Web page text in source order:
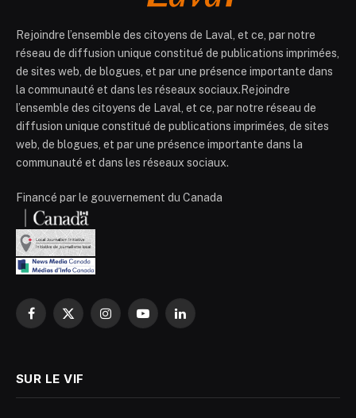
Rejoindre l’ensemble des citoyens de Laval, et ce, par notre
réseau de diffusion unique constitué de publications imprimées,
de sites web, de blogues, et par une présence importante dans
la communauté et dans les réseaux sociaux.Rejoindre
l’ensemble des citoyens de Laval, et ce, par notre réseau de
diffusion unique constitué de publications imprimées, de sites
web, de blogues, et par une présence importante dans la
communauté et dans les réseaux sociaux.
Financé par le gouvernement du Canada
Facebook
X
InstagramYouTubeLinkedIn
SUR LE VIF